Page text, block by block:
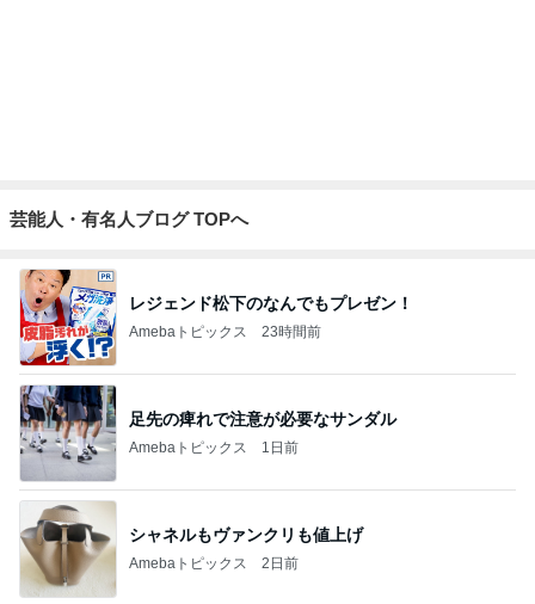
芸能人・有名人ブログ TOPへ
レジェンド松下のなんでもプレゼン！
Amebaトピックス 23時間前
足先の痺れで注意が必要なサンダル
Amebaトピックス 1日前
シャネルもヴァンクリも値上げ
Amebaトピックス 2日前